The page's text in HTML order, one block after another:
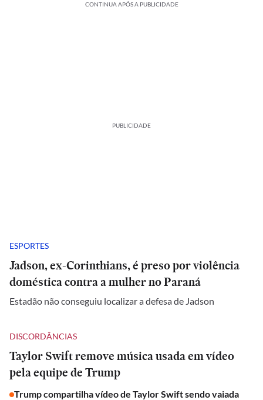
CONTINUA APÓS A PUBLICIDADE
PUBLICIDADE
ESPORTES
Jadson, ex-Corinthians, é preso por violência
doméstica contra a mulher no Paraná
Estadão não conseguiu localizar a defesa de Jadson
DISCORDÂNCIAS
Taylor Swift remove música usada em vídeo
pela equipe de Trump
Trump compartilha vídeo de Taylor Swift sendo vaiada